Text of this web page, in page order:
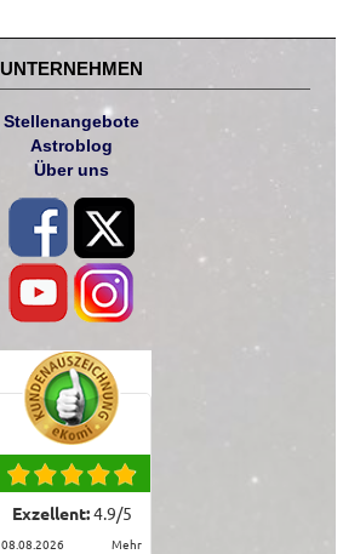
UNTERNEHMEN
Stellenangebote
Astroblog
Über uns
Exzellent:4.9/5
08.08.2026 mehr